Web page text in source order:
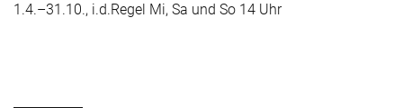
1.4.–31.10., i.d.Regel Mi, Sa und So 14 Uhr